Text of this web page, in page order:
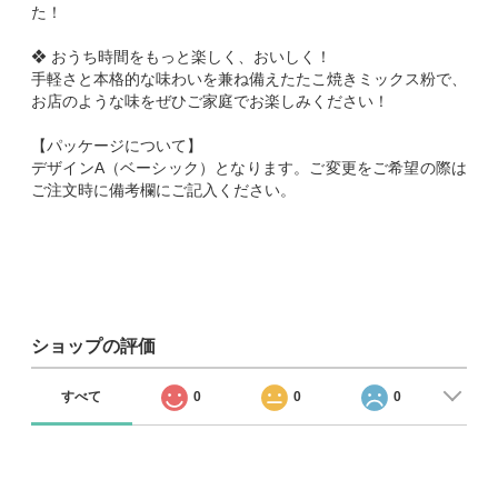
た！
❖ おうち時間をもっと楽しく、おいしく！
手軽さと本格的な味わいを兼ね備えたたこ焼きミックス粉で、
お店のような味をぜひご家庭でお楽しみください！
【パッケージについて】
デザインA（ベーシック）となります。ご変更をご希望の際は
ご注文時に備考欄にご記入ください。
ショップの評価
すべて 0 0 0